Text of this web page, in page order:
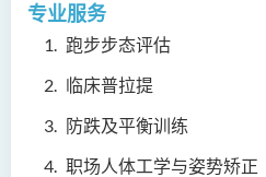
专业服务
跑步步态评估
临床普拉提
防跌及平衡训练
职场人体工学与姿势矫正